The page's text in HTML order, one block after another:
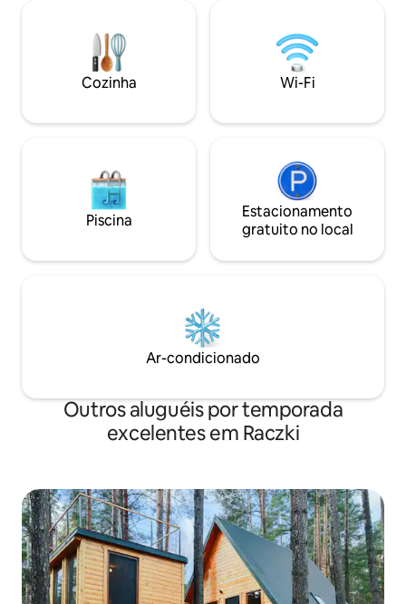
natureza, cuida da retenção de água.
Você encontrará livros em cada canto.
Foi criado a partir de um antigo trailer de
camping, em homenagem à ecologia.
Lago Wigry no
cais mais
sol incrível e
mel.
Cozinha Wi-Fi
Piscina
Estacionamento
gratuito no local
Ar-condicionado
Outros aluguéis por temporada
excelentes em Raczki